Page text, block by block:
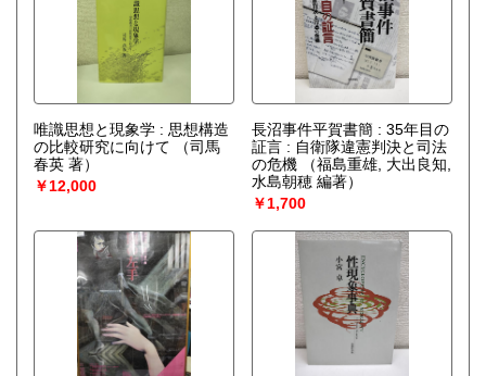
唯識思想と現象学 : 思想構造
の比較研究に向けて
（司馬
春英 著）
￥12,000
長沼事件平賀書簡 : 35年目の
証言 : 自衛隊違憲判決と司法
の危機
（福島重雄, 大出良知,
水島朝穂 編著）
￥1,700